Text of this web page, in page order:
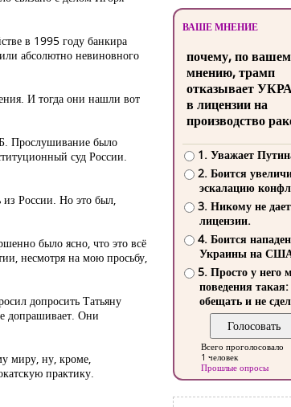
в 1995 году банкира
абсолютно невиновного
И тогда они нашли вот
Прослушивание было
суд России.
из России. Но это был,
было ясно, что это всё
несмотря на мою просьбу,
допросить Татьяну
допрашивает. Они
миру, ну, кроме,
практику.
ВАШЕ МНЕНИЕ
почему, по
мнению, трамп
отказывает
в лицензии на
производство
1. Уважает
2. Боится
эскалацию
3. Никому не
лицензии.
4. Боится
Украины на
5. Просто у него
поведения такая:
обещать и не
Всего проголосовало
1 человек
Прошлые опросы